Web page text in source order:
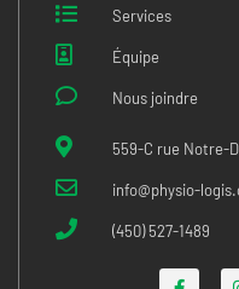
Services
Équipe
Nous joindre
559-C rue Notre-
info@physio-
(450) 527-1489